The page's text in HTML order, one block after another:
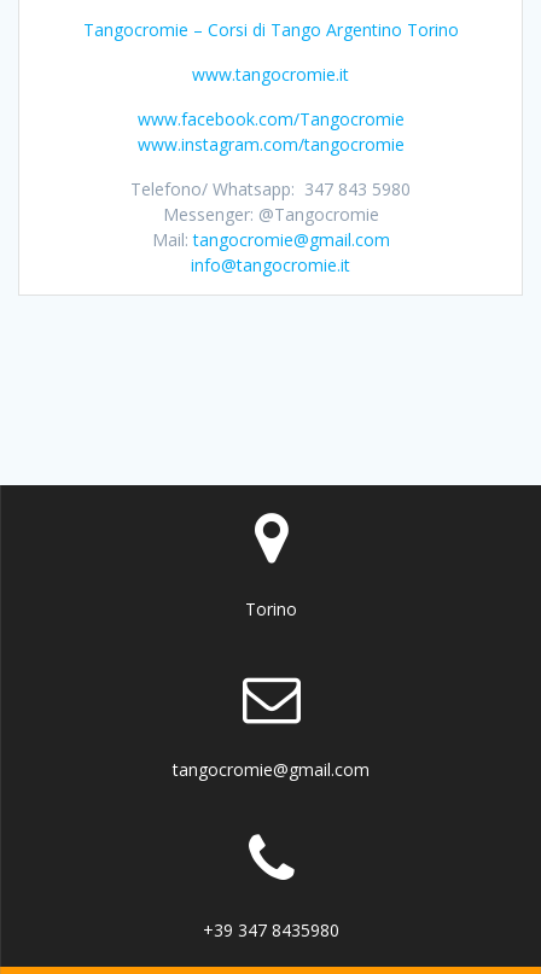
Tangocromie – Corsi di Tango Argentino Torino
www.tangocromie.it
www.facebook.com/Tangocromie
www.instagram.com/tangocromie
Telefono/ Whatsapp: 347 843 5980
Messenger: @Tangocromie
Mail:tangocromie@gmail.com
info@tangocromie.it
Torino
tangocromie@gmail.com
+39 347 8435980